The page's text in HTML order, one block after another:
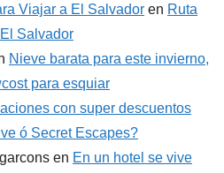
Viajar a El Salvador en Ruta
Salvador
Nieve barata para este invierno,
para esquiar
con super descuentos
ó Secret Escapes?
en En un hotel se vive